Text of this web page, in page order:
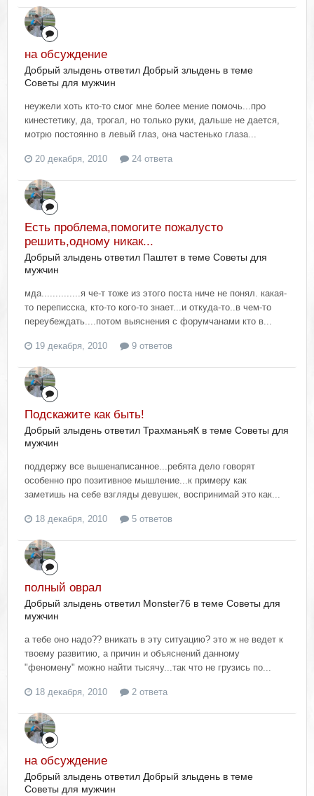
на обсуждение
Добрый злыдень ответил Добрый злыдень в теме
Советы для мужчин
неужели хоть кто-то смог мне более мение помочь...про
кинестетику, да, трогал, но только руки, дальше не дается,
мотрю постоянно в левый глаз, она частенько глаза...
20 декабря, 2010 24 ответа
Есть проблема,помогите пожалусто
решить,одному никак...
Добрый злыдень ответил Паштет в теме Советы для
мужчин
мда..............я че-т тоже из этого поста ниче не понял. какая-
то переписска, кто-то кого-то знает...и откуда-то..в чем-то
переубеждать....потом выяснения с форумчанами кто в...
19 декабря, 2010 9 ответов
Подскажите как быть!
Добрый злыдень ответил ТрахманьяК в теме Советы для
мужчин
поддержу все вышенаписанное...ребята дело говорят
особенно про позитивное мышление...к примеру как
заметишь на себе взгляды девушек, воспринимай это как...
18 декабря, 2010 5 ответов
полный оврал
Добрый злыдень ответил Monster76 в теме Советы для
мужчин
а тебе оно надо?? вникать в эту ситуацию? это ж не ведет к
твоему развитию, а причин и объяснений данному
"феномену" можно найти тысячу...так что не грузись по...
18 декабря, 2010 2 ответа
на обсуждение
Добрый злыдень ответил Добрый злыдень в теме
Советы для мужчин